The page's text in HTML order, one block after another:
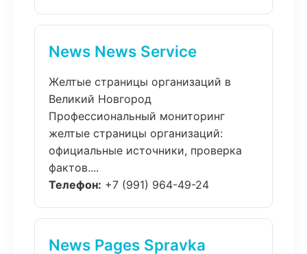
News News Service
Желтые страницы организаций в
Великий Новгород
Профессиональный мониторинг
желтые страницы организаций:
официальные источники, проверка
фактов....
Телефон: +7 (991) 964-49-24
News Pages Spravka